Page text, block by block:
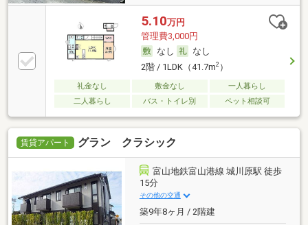
5.10万円
管理費3,000円
なし
なし
2階 / 1LDK（41.7m2）
礼金なし 敷金なし
一人暮らし
二人暮らし
バス・トイレ別 ペット相談可
賃貸アパート グラン クラシック
富山地鉄富山港線 城川原駅 徒歩
15分
その他の交通
築9年8ヶ月 / 2階建